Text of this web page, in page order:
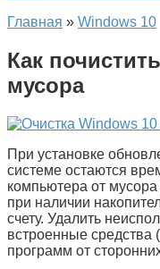
Главная » Windows 10
Как
мусора
При установке
системе остаются
компьютера от
при наличии
счету. Удалить
встроенные
программ от